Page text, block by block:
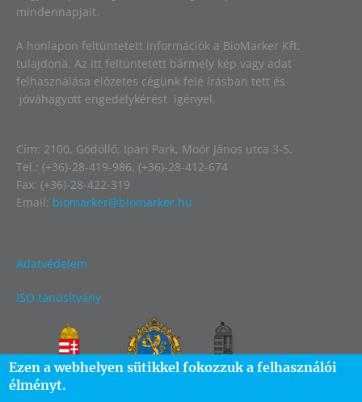
mindennapjait.
A honlapon feltüntetett információk a BioMarker Kft.
tulajdona. Az itt feltüntetett bármely kép vagy adat
felhasználása előzetes cégünk felé írásban tett és
jóváhagyott engedélykérést igényel.
Cím: 2100, Gödöllő, Ipari Park, Moór János utca 3-5.
Tel.: (+36)-28-419-986, (+36)-28-412-674
Fax: (+36)-28-422-319
Email: biomarker@biomarker.hu
Adatvédelem
ISO tanúsítvány
Ezen a webhelyen sütikkel fokozzuk a felhasználói
élményt.